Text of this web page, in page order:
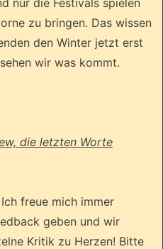
zu bringen. Das wissen
den Winter jetzt erst
wir was kommt.
die letzten Worte
freue mich immer
geben und wir
Kritik zu Herzen! Bitte